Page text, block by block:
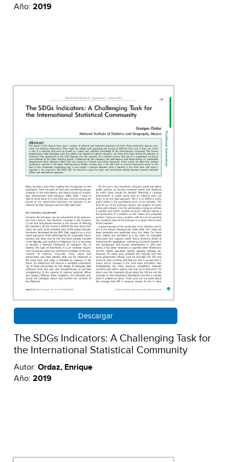
Año: 2019
Descargar
The SDGs Indicators: A Challenging Task for
the International Statistical Community
Autor: Ordaz, Enrique
Año: 2019